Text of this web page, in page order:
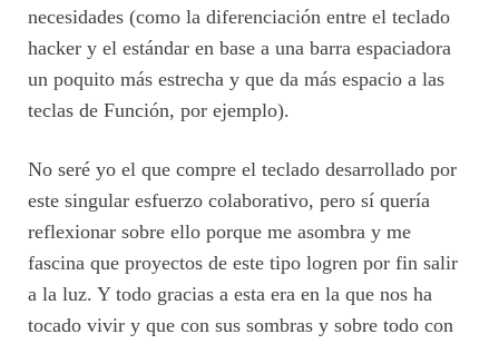
necesidades (como la diferenciación entre el teclado
hacker y el estándar en base a una barra espaciadora
un poquito más estrecha y que da más espacio a las
teclas de Función, por ejemplo).
No seré yo el que compre el teclado desarrollado por
este singular esfuerzo colaborativo, pero sí quería
reflexionar sobre ello porque me asombra y me
fascina que proyectos de este tipo logren por fin salir
a la luz. Y todo gracias a esta era en la que nos ha
tocado vivir y que con sus sombras y sobre todo con